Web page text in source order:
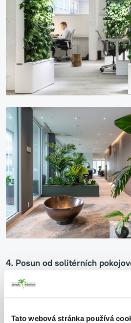
Tato webová stránka používá
4. Posun od solitérních
sofistikovanějším projektům